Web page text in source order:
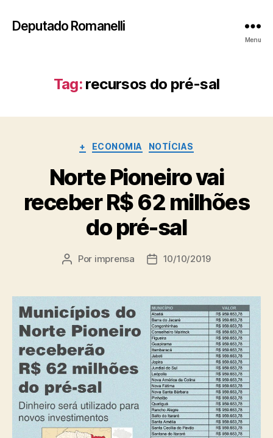
Deputado Romanelli
Menu
Tag: recursos do pré-sal
Categorias
+ ECONOMIA NOTÍCIAS
Norte Pioneiro vai
receber R$ 62 milhões
do pré-sal
Autor
Por imprensa
Data10/10/2019